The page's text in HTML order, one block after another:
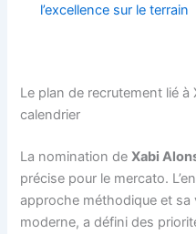
l’excellence sur le terrain
Le plan de recrutement lié
calendrier
La nomination deXabi
précise pour le mercato.
approche méthodique et sa
moderne, a défini des